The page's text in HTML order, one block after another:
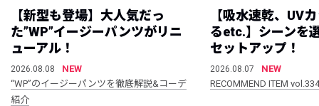
【新型も登場】大人気だっ
た”WP”イージーパンツがリニ
ューアル！
2026.08.08
NEW
“WP”のイージーパンツを徹底解説&コーデ
紹介
【吸水速乾、UV
るetc.】シーンを
セットアップ！
2026.08.07
NEW
RECOMMEND ITEM vol.334